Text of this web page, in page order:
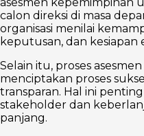
calon direksi di masa
organisasi menilai
keputusan, dan kesiapan
Selain itu, proses
menciptakan proses
transparan. Hal ini
stakeholder dan
panjang.